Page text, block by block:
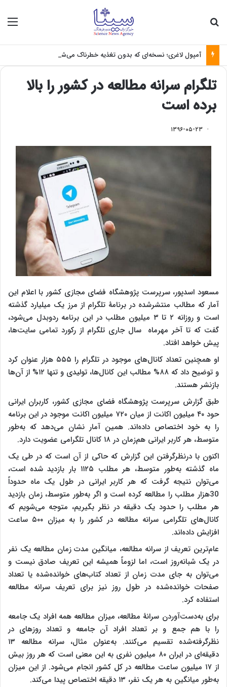
آمپول لاغری؛ نسخه‌ای که بدون تغذیه خطرناک می‌شود
تلگرام سرانه مطالعه در کشور را بالا
برده است
۱۳۹۶-۰۵-۲۳
مسعود اسدپور، سرپرست پژوهشگاه فضای مجازی کشور با اعلام این
آمار که مطالب منتشرشده در برنامۀ تلگرام از مرز یک میلیارد گذشته
است و روزانه ۲ تا ۳ میلیون مطلب در این برنامه رد‌و‌بدل می‌شود،
گفت که تا آخر مهرماه سال جاری تلگرام از رکورد تمامی سایت‌ها،
پیش خواهد افتاد.
او همچنین تعداد کانال‌های موجود در تلگرام را ۵۵۵ هزار عنوان کرد
و توضیح داد که ۸۸% مطالب این کانال‌ها، تولیدی و تنها ۱۲% از آن‌ها
بازنشر هستند.
طبق گزارش سرپرست پژوهشگاه فضای مجازی کشور، کاربران ایرانی
حود ۴۰ میلیون اکانت از میان ۷۲۰ میلیون اکانت موجود در این برنامه
را به خود اختصاص داده‌اند. همین آمار نشان می‌دهد که به‌طور
متوسط، هر کاربر ایرانی هم‌زمان در ۱۸ کانال تلگرامی عضویت دارد.
اکنون با درنظرگرفتن این گزارش که حاکی از آن است که در طی یک
ماه گذشته به‌طور متوسط، هر مطلب ۱۱۲۵ بار بازدید شده‌ است،
می‌توان نتیجه گرفت که هر کاربر ایرانی در طول یک ماه حدوداً
30هزار مطلب را مطالعه کرده است و اگر به‌طور متوسط، زمان بازدید
هر مطلب را حدود یک دقیقه در نظر بگیریم، متوجه می‌شویم که
کانال‌های تلگرامی سرانه مطالعه در کشور را به میزان ۵۰۰ ساعت
افزایش داده‌اند.
عام‌ترین تعریف از سرانه مطالعه، میانگین مدت زمان مطالعه یک نفر
در یک شبانه‌روز است، اما لزوماً همیشه این تعریف صادق نیست و
می‌توان به جای مدت زمان از تعداد کتاب‌های خوانده‌شده یا تعداد
صفحات خوانده‌شده در طول روز نیز برای تعریف سرانه مطالعه
استفاده کرد.
برای به‌دست‌آوردن سرانۀ مطالعه، میزان مطالعه همه افراد یک جامعه
را با هم جمع و بر تعداد افراد آن جامعه و تعداد روزهای در
نظرگرفته‌شده تقسیم می‌کنند. به‌عنوان مثال، سرانه مطالعه ۱۳
دقیقه‌ای در ایران ۸۰ میلیون نفری به این معنی است که هر روز بیش
از ۱۷ میلیون ساعت مطالعه در کل کشور انجام می‌شود. از این میزان
به‌طور میانگین به هر یک نفر، ۱۳ دقیقه اختصاص پیدا می‌کند.